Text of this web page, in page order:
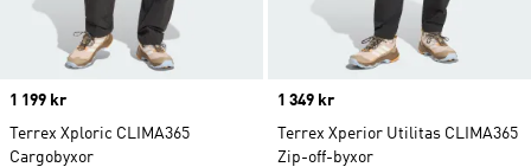
Price
1 199 kr
Terrex Xploric CLIMA365
Cargobyxor
Price
1 349 kr
Terrex Xperior Utilitas CLIMA365
Zip-off-byxor